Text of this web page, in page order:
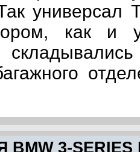
универсал
как и
3-SERIES